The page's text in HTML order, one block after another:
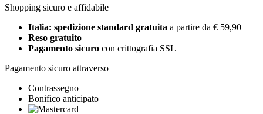
Shopping sicuro e affidabile
Italia: spedizione standard gratuita a partire da € 59,90
Reso gratuito
Pagamento sicuro con crittografia SSL
Pagamento sicuro attraverso
Contrassegno
Bonifico anticipato